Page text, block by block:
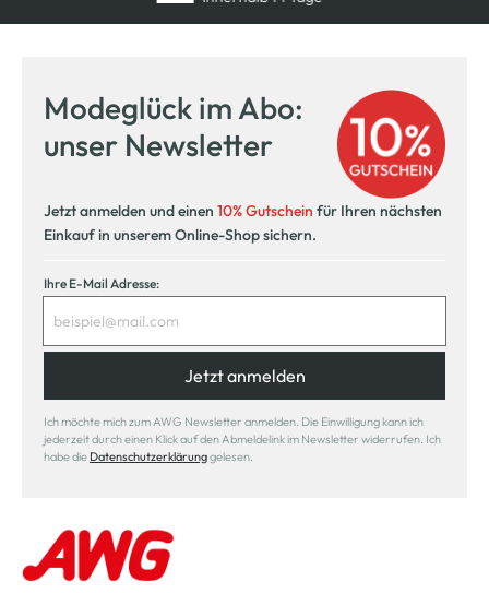
Modeglück im Abo:
unser Newsletter
Jetzt anmelden und einen 10% Gutschein für Ihren nächsten
Einkauf in unserem Online-Shop sichern.
Ihre E-Mail Adresse:
Jetzt anmelden
Ich möchte mich zum AWG Newsletter anmelden. Die Einwilligung kann ich
jederzeit durch einen Klick auf den Abmeldelink im Newsletter widerrufen. Ich
habe die Datenschutzerklärunggelesen.